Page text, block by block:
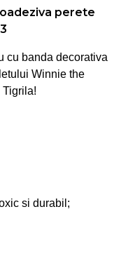
perete
cu banda decorativa
Winnie the
Tigrila!
si durabil;